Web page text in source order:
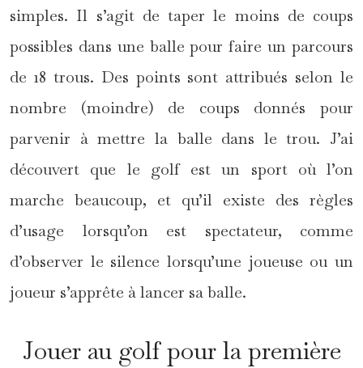
simples. Il s’agit de taper le moins de coups
possibles dans une balle pour faire un parcours
de 18 trous. Des points sont attribués selon le
nombre (moindre) de coups donnés pour
parvenir à mettre la balle dans le trou. J’ai
découvert que le golf est un sport où l’on
marche beaucoup, et qu’il existe des règles
d’usage lorsqu’on est spectateur, comme
d’observer le silence lorsqu’une joueuse ou un
joueur s’apprête à lancer sa balle.
Jouer au golf pour la première